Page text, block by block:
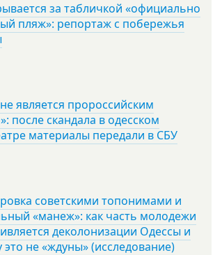
за табличкой «официально
пляж»: репортаж с побережья
является пророссийским
после скандала в одесском
материалы передали в СБУ
советскими топонимами и
«манеж»: как часть молодежи
деколонизации Одессы и
это не «ждуны» (исследование)